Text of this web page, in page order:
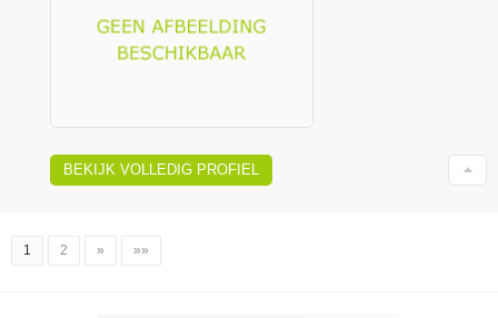
BEKIJK VOLLEDIG PROFIEL
1 2 » »»